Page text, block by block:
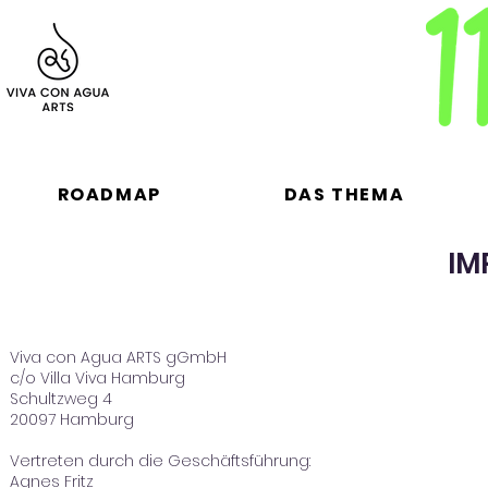
ROADMAP DAS THEMA
Viva con Agua ARTS gGmbH
c/o Villa Viva Hamburg
Schultzweg 4
20097 Hamburg
Vertreten durch die Geschäftsführung:
Agnes Fritz